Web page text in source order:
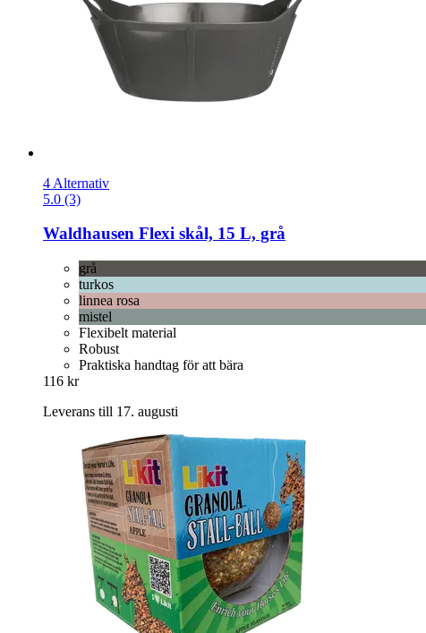
4 Alternativ
5.0 (3)
Waldhausen Flexi skål, 15 L, grå
grå
turkos
linnea rosa
mistel
Flexibelt material
Robust
Praktiska handtag för att bära
116 kr
Leverans till 17. augusti